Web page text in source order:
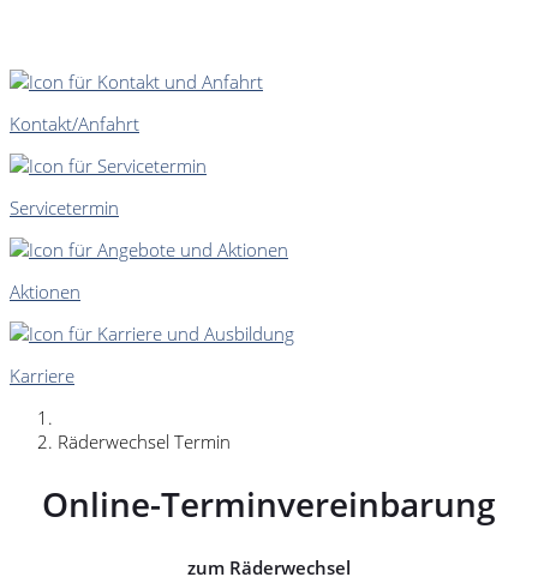
Kontakt/Anfahrt
Servicetermin
Aktionen
Karriere
Räderwechsel Termin
Online-Terminvereinbarung
zum Räderwechsel